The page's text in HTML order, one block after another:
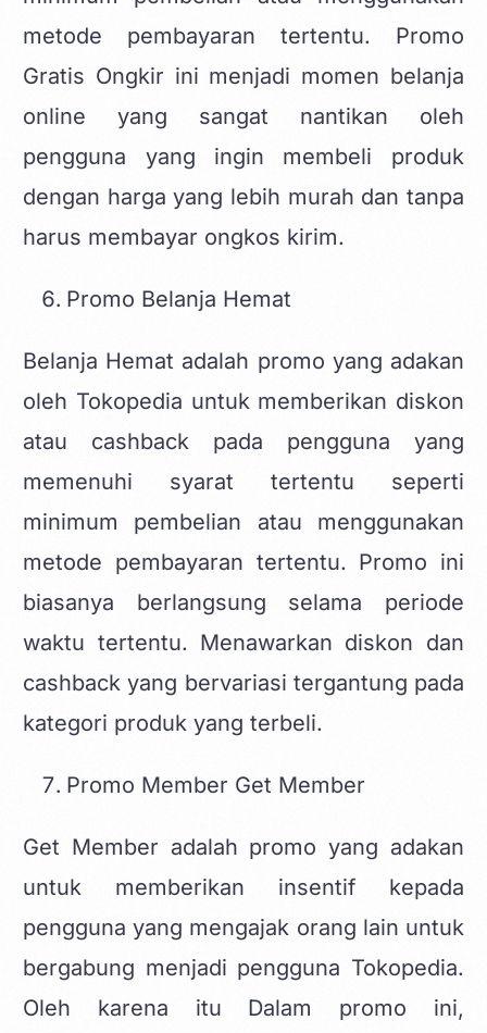
metode pembayaran tertentu. Promo
Gratis Ongkir ini menjadi momen belanja
online yang sangat nantikan oleh
pengguna yang ingin membeli produk
dengan harga yang lebih murah dan tanpa
harus membayar ongkos kirim.
Promo Belanja Hemat
Belanja Hemat adalah promo yang adakan
oleh Tokopedia untuk memberikan diskon
atau cashback pada pengguna yang
memenuhi syarat tertentu seperti
minimum pembelian atau menggunakan
metode pembayaran tertentu. Promo ini
biasanya berlangsung selama periode
waktu tertentu. Menawarkan diskon dan
cashback yang bervariasi tergantung pada
kategori produk yang terbeli.
Promo Member Get Member
Get Member adalah promo yang adakan
untuk memberikan insentif kepada
pengguna yang mengajak orang lain untuk
bergabung menjadi pengguna Tokopedia.
Oleh karena itu Dalam promo ini,